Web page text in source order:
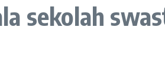
sekolah